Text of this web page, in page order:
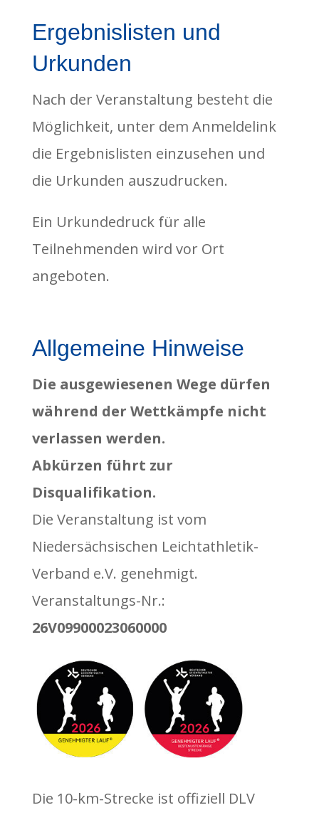
Ergebnislisten und
Urkunden
Nach der Veranstaltung besteht die
Möglichkeit, unter dem Anmeldelink
die Ergebnislisten einzusehen und
die Urkunden auszudrucken.
Ein Urkundedruck für alle
Teilnehmenden wird vor Ort
angeboten.
Allgemeine Hinweise
Die ausgewiesenen Wege dürfen
während der Wettkämpfe nicht
verlassen werden.
Abkürzen führt zur
Disqualifikation.
Die Veranstaltung ist vom
Niedersächsischen Leichtathletik-
Verband e.V. genehmigt.
Veranstaltungs-Nr.:
26V09900023060000
Die 10-km-Strecke ist offiziell DLV